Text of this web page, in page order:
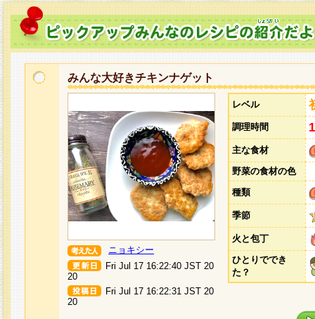
みんな大好きチキンナゲット
ニョキシー
Fri Jul 17 16:22:40 JST 20
20
Fri Jul 17 16:22:31 JST 20
20
レベル
調理時間
主な食材
野菜の食材の色
種類
季節
火と包丁
ひとりででき
た？